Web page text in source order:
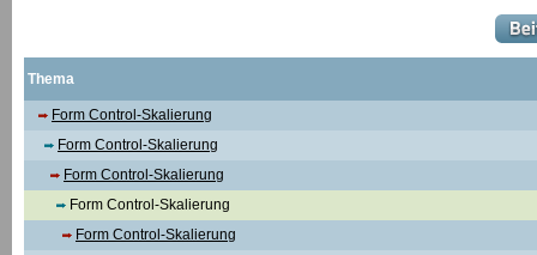
Thema
Form Control-Skalierung
Form Control-Skalierung
Form Control-Skalierung
Form Control-Skalierung
Form Control-Skalierung